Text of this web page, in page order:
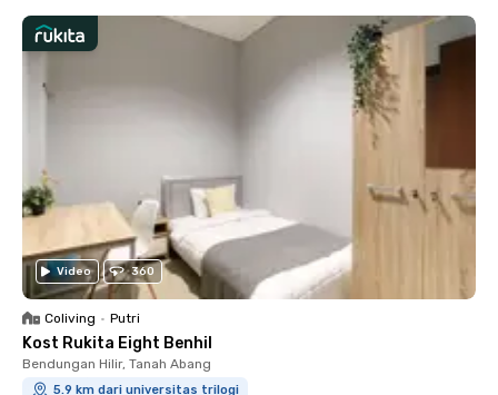
Video 360
Coliving • Putri
Kost Rukita Eight Benhil
Bendungan Hilir, Tanah Abang
5.9 km dari universitas trilogi